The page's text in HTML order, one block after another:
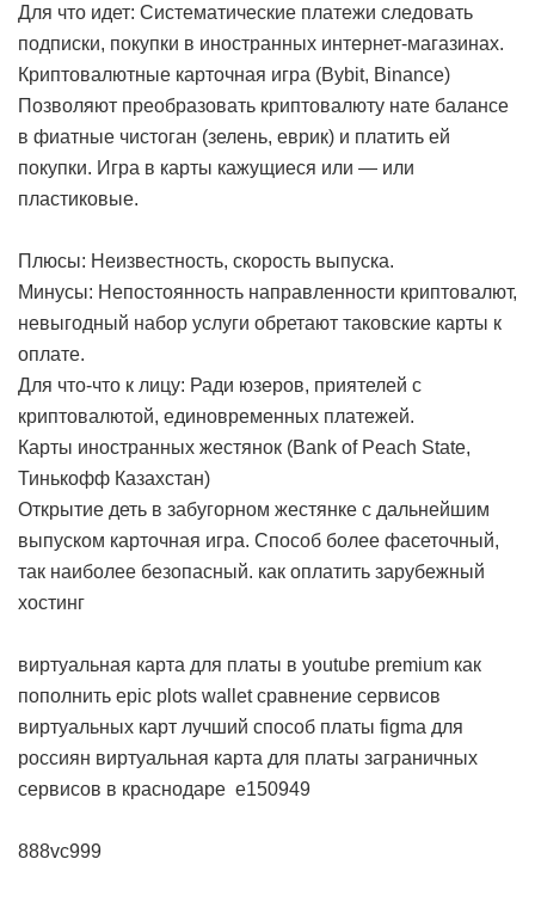
Для что идет: Систематические платежи следовать
подписки, покупки в иностранных интернет-магазинах.
Криптовалютные карточная игра (Bybit, Binance)
Позволяют преобразовать криптовалюту нате балансе
в фиатные чистоган (зелень, еврик) и платить ей
покупки. Игра в карты кажущиеся или — или
пластиковые.
Плюсы: Неизвестность, скорость выпуска.
Минусы: Непостоянность направленности криптовалют,
невыгодный набор услуги обретают таковские карты к
оплате.
Для что-что к лицу: Ради юзеров, приятелей с
криптовалютой, единовременных платежей.
Карты иностранных жестянок (Bank of Peach State,
Тинькофф Казахстан)
Открытие деть в забугорном жестянке с дальнейшим
выпуском карточная игра. Способ более фасеточный,
так наиболее безопасный. как оплатить зарубежный
хостинг
виртуальная карта для платы в youtube premium как
пополнить epic plots wallet сравнение сервисов
виртуальных карт лучший способ платы figma для
россиян виртуальная карта для платы заграничных
сервисов в краснодаре e150949
888vc999